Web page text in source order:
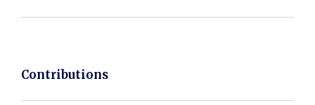
Contributions